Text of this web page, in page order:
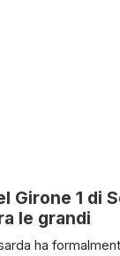
Girone 1 di
le grandi
ha